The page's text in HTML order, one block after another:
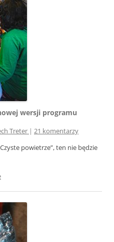
wersji programu
Treter | 21 komentarzy
powietrze”, ten nie będzie